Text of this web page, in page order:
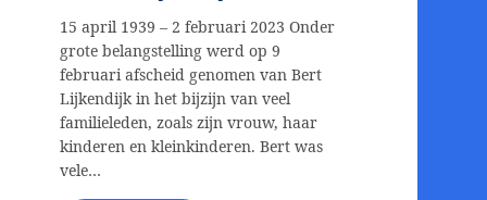
15 april 1939 – 2 februari 2023 Onder
grote belangstelling werd op 9
februari afscheid genomen van Bert
Lijkendijk in het bijzijn van veel
familieleden, zoals zijn vrouw, haar
kinderen en kleinkinderen. Bert was
vele…